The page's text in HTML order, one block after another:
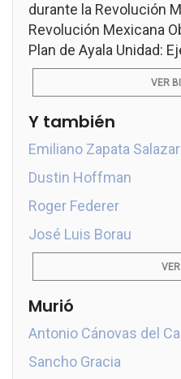
durante la Revolución
Revolución Mexicana
Plan de Ayala Unidad:
VER
Y también
Emiliano Zapata Salazar
Dustin Hoffman
Roger Federer
José Luis Borau
Murió
Antonio Cánovas del
Sancho Gracia